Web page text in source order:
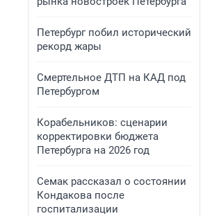
Петербург побил исторический
рекорд жары
Смертельное ДТП на КАД под
Петербургом
Корабельников: сценарии
корректировки бюджета
Петербурга на 2026 год
Семак рассказал о состоянии
Кондакова после
госпитализации